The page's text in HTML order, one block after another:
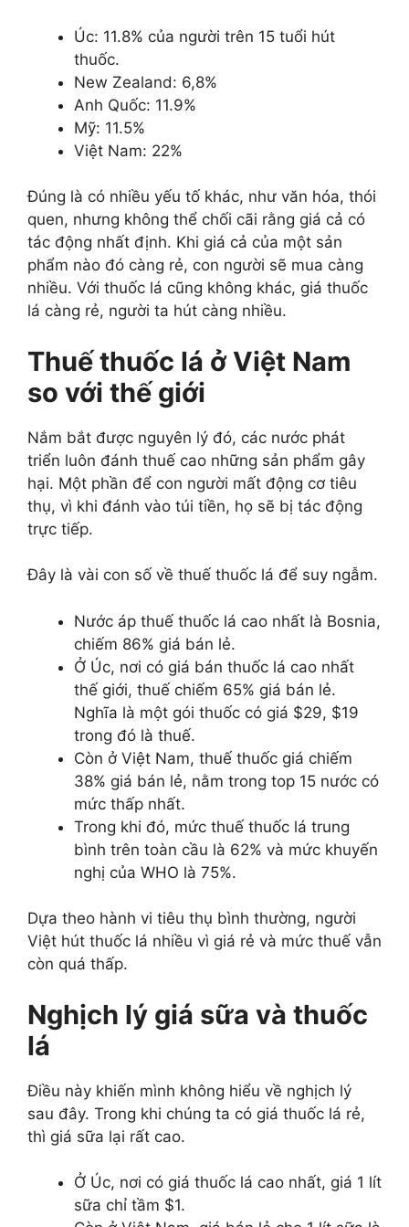
Úc: 11.8% của người trên 15 tuổi hút
thuốc.
New Zealand: 6,8%
Anh Quốc: 11.9%
Mỹ: 11.5%
Việt Nam: 22%
Đúng là có nhiều yếu tố khác, như văn hóa, thói
quen, nhưng không thể chối cãi rằng giá cả có
tác động nhất định. Khi giá cả của một sản
phẩm nào đó càng rẻ, con người sẽ mua càng
nhiều. Với thuốc lá cũng không khác, giá thuốc
lá càng rẻ, người ta hút càng nhiều.
Thuế thuốc lá ở Việt Nam
so với thế giới
Nắm bắt được nguyên lý đó, các nước phát
triển luôn đánh thuế cao những sản phẩm gây
hại. Một phần để con người mất động cơ tiêu
thụ, vì khi đánh vào túi tiền, họ sẽ bị tác động
trực tiếp.
Đây là vài con số về thuế thuốc lá để suy ngẫm.
Nước áp thuế thuốc lá cao nhất là Bosnia,
chiếm 86% giá bán lẻ.
Ở Úc, nơi có giá bán thuốc lá cao nhất
thế giới, thuế chiếm 65% giá bán lẻ.
Nghĩa là một gói thuốc có giá $29, $19
trong đó là thuế.
Còn ở Việt Nam, thuế thuốc giá chiếm
38% giá bán lẻ, nằm trong top 15 nước có
mức thấp nhất.
Trong khi đó, mức thuế thuốc lá trung
bình trên toàn cầu là 62% và mức khuyến
nghị của WHO là 75%.
Dựa theo hành vi tiêu thụ bình thường, người
Việt hút thuốc lá nhiều vì giá rẻ và mức thuế vẫn
còn quá thấp.
Nghịch lý giá sữa và thuốc
lá
Điều này khiến mình không hiểu về nghịch lý
sau đây. Trong khi chúng ta có giá thuốc lá rẻ,
thì giá sữa lại rất cao.
Ở Úc, nơi có giá thuốc lá cao nhất, giá 1 lít
sữa chỉ tầm $1.